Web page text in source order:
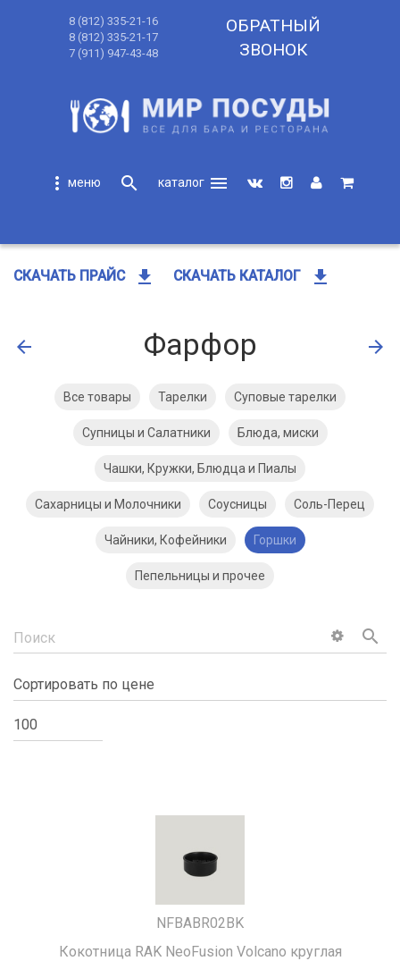
8 (812) 335-21-16
8 (812) 335-21-17
7 (911) 947-43-48
ОБРАТНЫЙ
ЗВОНОК
more_vert search
menu
СКАЧАТЬ ПРАЙС get_app СКАЧАТЬ КАТАЛОГ get_app
arrow_back Фарфор arrow_forward
Все товары Тарелки Суповые тарелки
Супницы и Салатники Блюда, миски
Чашки, Кружки, Блюдца и Пиалы
Сахарницы и Молочники Соусницы Соль-Перец
Чайники, Кофейники Горшки
Пепельницы и прочее
search
NFBABR02BK
Кокотница RAK NeoFusion Volcano круглая